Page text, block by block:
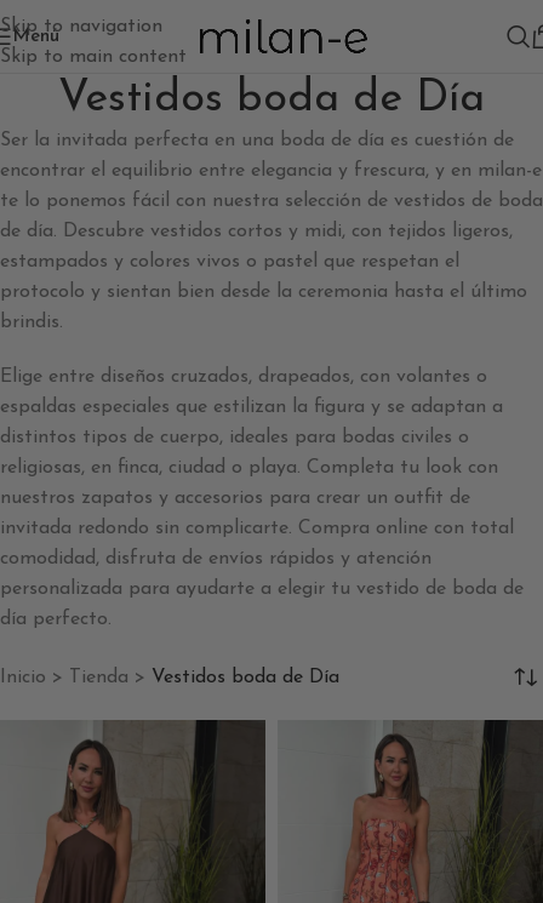
Skip to navigation
Skip to main content
Menú
Vestidos boda de Día
Ser la invitada perfecta en una boda de día es cuestión de
encontrar el equilibrio entre elegancia y frescura, y en milan-e
te lo ponemos fácil con nuestra selección de vestidos de boda
de día. Descubre vestidos cortos y midi, con tejidos ligeros,
estampados y colores vivos o pastel que respetan el
protocolo y sientan bien desde la ceremonia hasta el último
brindis.
Elige entre diseños cruzados, drapeados, con volantes o
espaldas especiales que estilizan la figura y se adaptan a
distintos tipos de cuerpo, ideales para bodas civiles o
religiosas, en finca, ciudad o playa. Completa tu look con
nuestros zapatos y accesorios para crear un outfit de
invitada redondo sin complicarte. Compra online con total
comodidad, disfruta de envíos rápidos y atención
personalizada para ayudarte a elegir tu vestido de boda de
día perfecto.
Inicio > Tienda > Vestidos boda de Día